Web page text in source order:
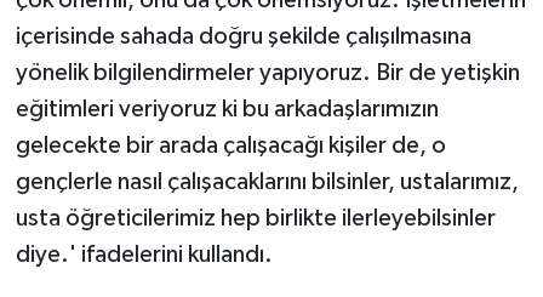
içerisinde sahada doğru şekilde çalışılmasına
yönelik bilgilendirmeler yapıyoruz. Bir de yetişkin
eğitimleri veriyoruz ki bu arkadaşlarımızın
gelecekte bir arada çalışacağı kişiler de, o
gençlerle nasıl çalışacaklarını bilsinler, ustalarımız,
usta öğreticilerimiz hep birlikte ilerleyebilsinler
diye.' ifadelerini kullandı.